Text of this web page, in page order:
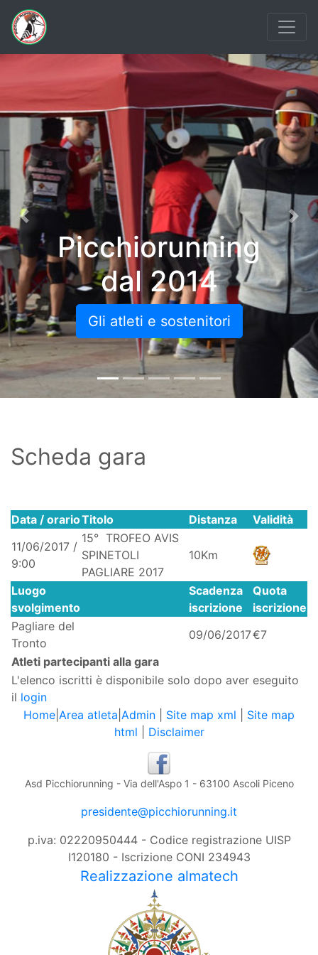
Picchiorunning
dal 2014
Gli atleti e sostenitori
Previous
Scheda gara
Data / orarioTitolo Distanza
Validità
11/06/2017 /
9:00
15° TROFEO AVIS
SPINETOLI
PAGLIARE 2017
10Km
Luogo
svolgimento
Scadenza
iscrizione
Quota
iscrizione
Pagliare del
Tronto
09/06/2017€7
Atleti partecipanti alla gara
L'elenco iscritti è disponibile solo dopo aver eseguito
il login
Home Area atleta Admin Site map xml
Site map
html
Disclaimer
Asd Picchiorunning - Via dell'Aspo 1 - 63100 Ascoli Piceno
presidente@picchiorunning.it
p.iva: 02220950444 - Codice registrazione UISP
I120180 - Iscrizione CONI 234943
Realizzazione almatech